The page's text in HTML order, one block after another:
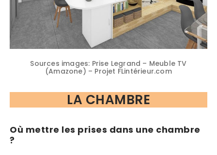
Sources images: Prise Legrand – Meuble TV
(Amazone) – Projet FLintérieur.com
LA CHAMBRE
Où mettre les prises dans une chambre
?